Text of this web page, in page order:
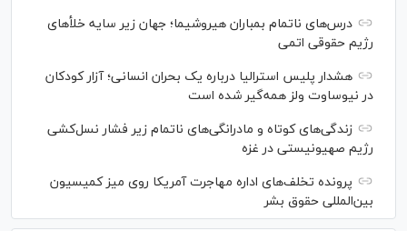
درس‌های ناتمام بمباران هیروشیما؛ جهان زیر سایه خلأ‌های
رژیم حقوقی اتمی
هشدار پلیس استرالیا درباره یک بحران انسانی؛ آزار کودکان
در نیوساوت ولز همه‌گیر شده است
زندگی‌های کوتاه و مادرانگی‌های ناتمام زیر فشار نسل‌کشی
رژیم صهیونیستی در غزه
پرونده تخلف‌های اداره مهاجرت آمریکا روی میز کمیسیون
بین‌المللی حقوق بشر